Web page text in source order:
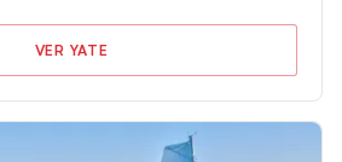
VER YATE